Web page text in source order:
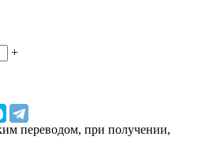
+
переводом, при получении,